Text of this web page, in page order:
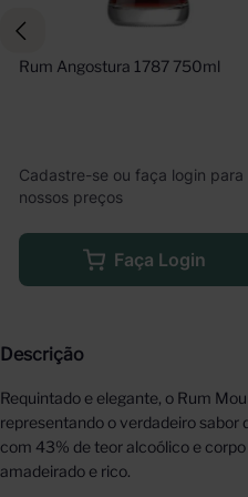
Rum Angostura 1787 750ml
Cadastre-se ou faça login para
nossos preços
Faça Login
Descrição
Requintado e elegante, o Rum
representando o verdadeiro sabor
com 43% de teor alcoólico e
amadeirado e rico.